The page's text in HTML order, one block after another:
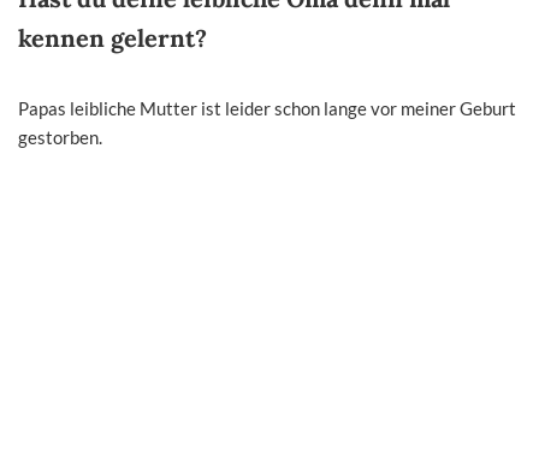
kennen gelernt?
Papas leibliche Mutter ist leider schon lange vor meiner Geburt
gestorben.